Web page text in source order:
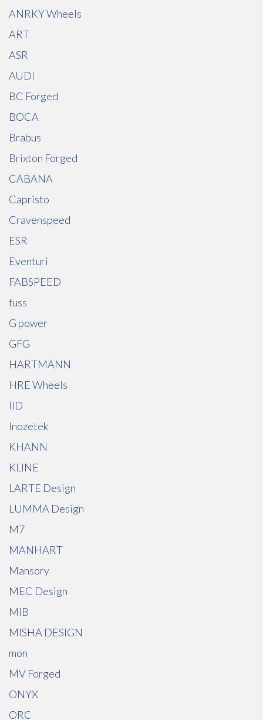
ANRKY Wheels
ART
ASR
AUDI
BC Forged
BOCA
Brabus
Brixton Forged
CABANA
Capristo
Cravenspeed
ESR
Eventuri
FABSPEED
fuss
G power
GFG
HARTMANN
HRE Wheels
IID
Inozetek
KHANN
KLINE
LARTE Design
LUMMA Design
M7
MANHART
Mansory
MEC Design
MIB
MISHA DESIGN
mon
MV Forged
ONYX
ORC